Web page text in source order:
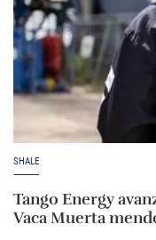
SHALE
Tango Energy
Vaca Muerta